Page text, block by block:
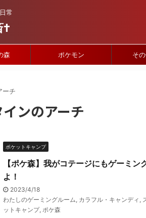
常
†
森 ポケモン そ
ーチ
ンのアーチ
ポケットキャンプ
【ポケ森】我がコテージにもゲーミン
よ！
2023/4/18
わたしのゲーミングルーム, カラフル・キャンディ ,
ットキャンプ, ポケ森